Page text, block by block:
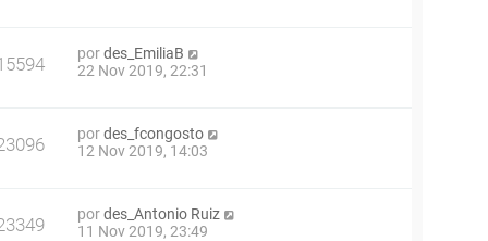
pordes_EmiliaB
22 Nov 2019, 22:31
pordes_fcongosto
12 Nov 2019, 14:03
pordes_Antonio Ruiz
11 Nov 2019, 23:49